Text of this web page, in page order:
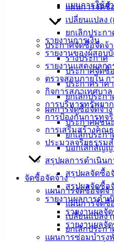
แผนการจัดซื้
เปลี่ยนแปลง
ยกเลิกประก
ประกาศจัดซื้อจัดจ้า
ร่างประกาศ
ประกาศจัดซื้
ประกาศราค
ยกเลิกประก
ผลการจัดซื้อจัดจ้าง
ประกาศผู้ชน
ยกเลิกประก
บอกเลิกสัญญ
สรุปผลการดำเนิน
สรุปผลจัดซื้อ
สรุปผลจัดซื้อ
รายงานผลการดำ
รายงานผลจั
รายงานผลจั
แผนการซ่อมบำรุง
แผนการใช้จ่
รายงานการเงิน
รายงานของผู้สอบ
รายงานแสดงผลก
ตรวจสอบภายใน ก
กิจการสภาเทศบาล
การบริหารทรัพยา
การป้องกันการทุจ
การเสริมสร้างคุณ
ประมวลจริยธรรม
จัดซื้อจัดจ้าง
แผนการจัดซื้อจัดจ้
แผนการจัดซื้
เปลี่ยนแปลง
ยกเลิกประก